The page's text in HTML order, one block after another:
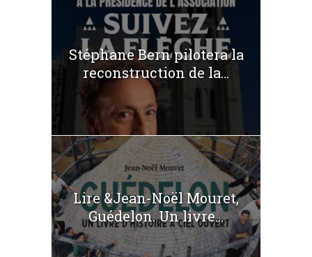
Stéphane Bern pilotera la
reconstruction de la...
Lire &Jean-Noël Mouret,
Guédelon. Un livre...